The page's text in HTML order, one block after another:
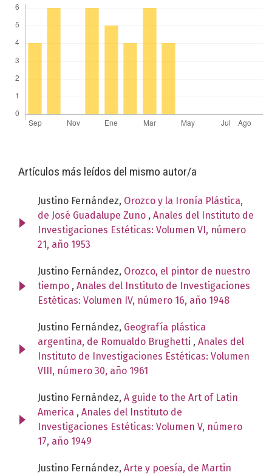
Artículos más leídos del mismo autor/a
Justino Fernández, Orozco y la Ironía Plástica,
de José Guadalupe Zuno , Anales del Instituto de
Investigaciones Estéticas: Volumen VI, número
21, año 1953
Justino Fernández, Orozco, el pintor de nuestro
tiempo , Anales del Instituto de Investigaciones
Estéticas: Volumen IV, número 16, año 1948
Justino Fernández, Geografía plástica
argentina, de Romualdo Brughetti , Anales del
Instituto de Investigaciones Estéticas: Volumen
VIII, número 30, año 1961
Justino Fernández, A guide to the Art of Latin
America , Anales del Instituto de
Investigaciones Estéticas: Volumen V, número
17, año 1949
Justino Fernández, Arte y poesía, de Martin